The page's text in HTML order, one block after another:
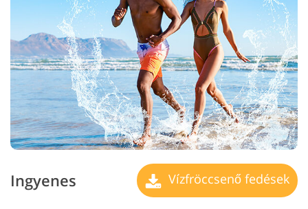
Ingyenes Vízfröccsenő fedések